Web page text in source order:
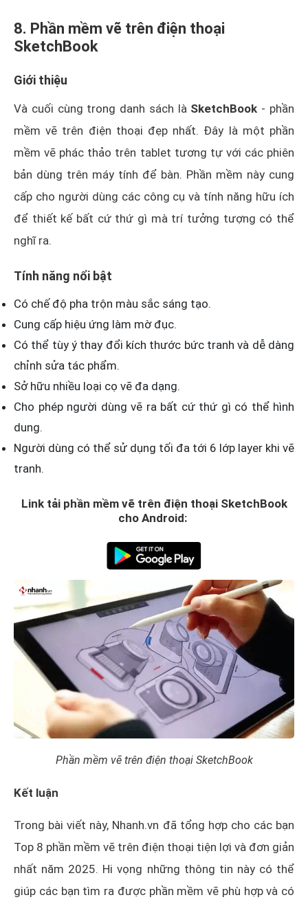
8. Phần mềm vẽ trên điện thoại
SketchBook
Giới thiệu
Và cuối cùng trong danh sách là SketchBook - phần
mềm vẽ trên điện thoại đẹp nhất. Đây là một phần
mềm vẽ phác thảo trên tablet tương tự với các phiên
bản dùng trên máy tính để bàn. Phần mềm này cung
cấp cho người dùng các công cụ và tính năng hữu ích
để thiết kế bất cứ thứ gì mà trí tưởng tượng có thể
nghĩ ra.
Tính năng nổi bật
Có chế độ pha trộn màu sắc sáng tạo.
Cung cấp hiệu ứng làm mờ đục.
Có thể tùy ý thay đổi kích thước bức tranh và dễ dàng
chỉnh sửa tác phẩm.
Sở hữu nhiều loại cọ vẽ đa dạng.
Cho phép người dùng vẽ ra bất cứ thứ gì có thể hình
dung.
Người dùng có thể sử dụng tối đa tới 6 lớp layer khi vẽ
tranh.
Link tải phần mềm vẽ trên điện thoại SketchBook
cho Android:
Phần mềm vẽ trên điện thoại SketchBook
Kết luận
Trong bài viết này, Nhanh.vn đã tổng hợp cho các bạn
Top 8 phần mềm vẽ trên điện thoại tiện lợi và đơn giản
nhất năm 2025. Hi vọng những thông tin này có thể
giúp các bạn tìm ra được phần mềm vẽ phù hợp và có